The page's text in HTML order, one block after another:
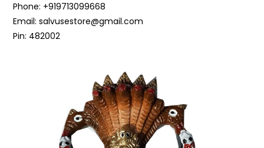
Phone: +919713099668
Email: salvusestore@gmail.com
Pin: 482002